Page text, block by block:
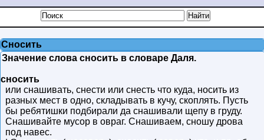
Сносить
Значение слова сносить в словаре Даля.
сносить
или снашивать, снести или снесть что куда, носить из
разных мест в одно, складывать в кучу, скоплять. Пусть
бы ребятишки подбирали да снашивали щепу в груду.
Снашивайте мусор в овраг. Снашиваем, сношу дрова
под навес.